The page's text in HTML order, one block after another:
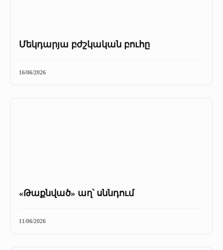
Մեկդարյա բժշկական բուհը
16/06/2026
«Թաքնված» աղ՝ սննդում
11/06/2026